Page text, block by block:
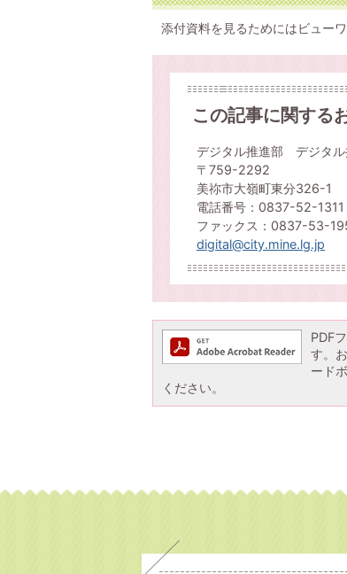
添付資料を見るためにはビュー
この記事に関する
デジタル推進部 デジタル
〒759-2292
美祢市大嶺町東分326-1
電話番号：0837-52-1311
ファックス：0837-53-
digital@city.mine.lg.jp
PDF
す。
ード
ください。